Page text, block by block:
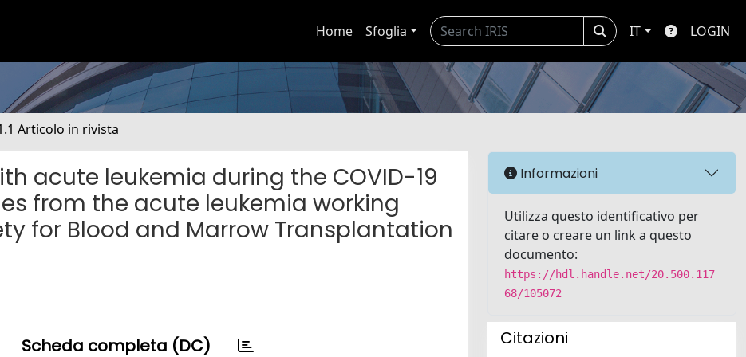
Home Sfoglia IT LOGIN
Articolo in rivista
acute leukemia during the COVID-19
from the acute leukemia working
for Blood and Marrow Transplantation
Scheda completa (DC)
Informazioni
Utilizza questo identificativo per
citare o creare un link a questo
documento:
https://hdl.handle.net/20.500.117
68/105072
Citazioni